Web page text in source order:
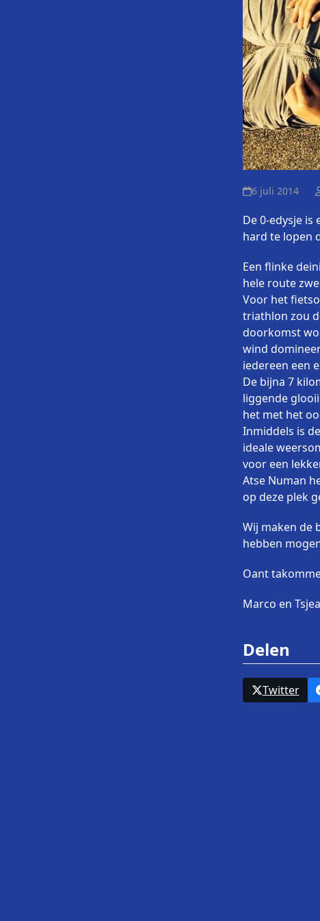
6 juli 2014
De 0-edysje
hard te lopen
Een flinke
hele route
Voor het
triathlon zou
doorkomst
wind
iedereen een
De bijna 7
liggende
het met het
Inmiddels is
ideale
voor een
Atse Numan
op deze plek
Wij maken de
hebben
Oant
Marco en
Delen
Twitter